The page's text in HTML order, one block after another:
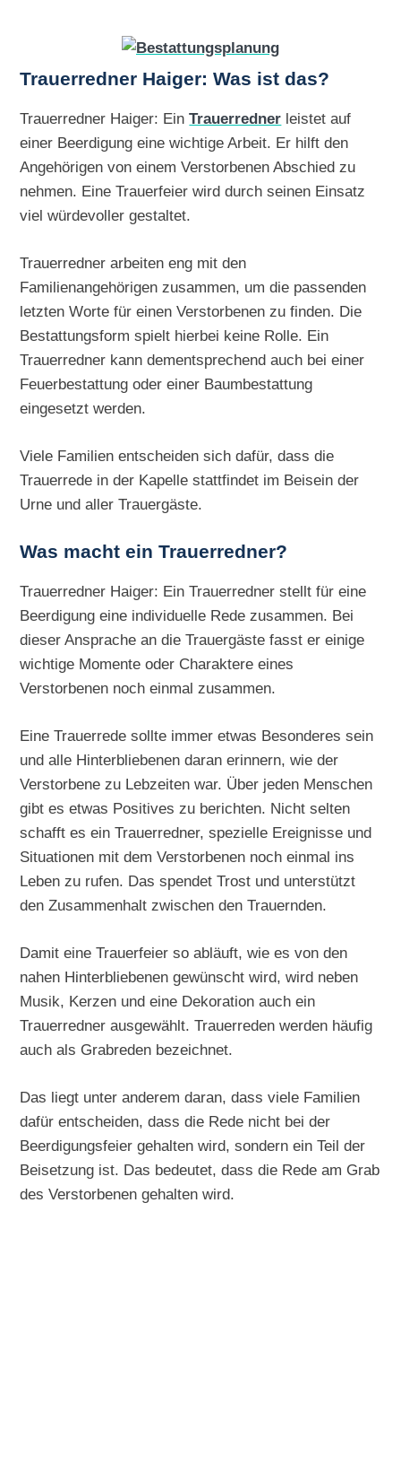
Trauerredner Haiger: Was ist das?
Trauerredner Haiger: EinTrauerredner leistet auf
einer Beerdigung eine wichtige Arbeit. Er hilft den
Angehörigen von einem Verstorbenen Abschied zu
nehmen. Eine Trauerfeier wird durch seinen Einsatz
viel würdevoller gestaltet.
Trauerredner arbeiten eng mit den
Familienangehörigen zusammen, um die passenden
letzten Worte für einen Verstorbenen zu finden. Die
Bestattungsform spielt hierbei keine Rolle. Ein
Trauerredner kann dementsprechend auch bei einer
Feuerbestattung oder einer Baumbestattung
eingesetzt werden.
Viele Familien entscheiden sich dafür, dass die
Trauerrede in der Kapelle stattfindet im Beisein der
Urne und aller Trauergäste.
Was macht ein Trauerredner?
Trauerredner Haiger: Ein Trauerredner stellt für eine
Beerdigung eine individuelle Rede zusammen. Bei
dieser Ansprache an die Trauergäste fasst er einige
wichtige Momente oder Charaktere eines
Verstorbenen noch einmal zusammen.
Eine Trauerrede sollte immer etwas Besonderes sein
und alle Hinterbliebenen daran erinnern, wie der
Verstorbene zu Lebzeiten war. Über jeden Menschen
gibt es etwas Positives zu berichten. Nicht selten
schafft es ein Trauerredner, spezielle Ereignisse und
Situationen mit dem Verstorbenen noch einmal ins
Leben zu rufen. Das spendet Trost und unterstützt
den Zusammenhalt zwischen den Trauernden.
Damit eine Trauerfeier so abläuft, wie es von den
nahen Hinterbliebenen gewünscht wird, wird neben
Musik, Kerzen und eine Dekoration auch ein
Trauerredner ausgewählt. Trauerreden werden häufig
auch als Grabreden bezeichnet.
Das liegt unter anderem daran, dass viele Familien
dafür entscheiden, dass die Rede nicht bei der
Beerdigungsfeier gehalten wird, sondern ein Teil der
Beisetzung ist. Das bedeutet, dass die Rede am Grab
des Verstorbenen gehalten wird.